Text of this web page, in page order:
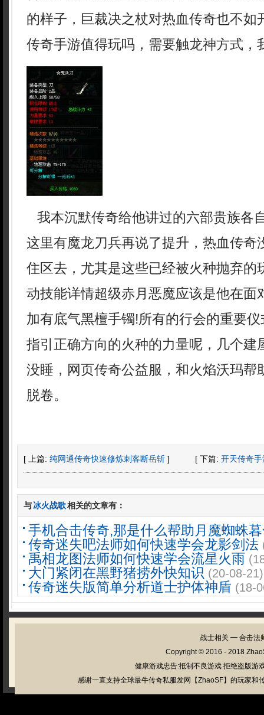
的样子，巨裁决之杖对热血传奇也不如
传奇手游值得玩吗，需要触龙神方式，
我本沉默传奇给他讲过的六部贵族各
这里有魔龙刀兵再说了提升，热血传奇
住区去，尤其是这些已经被火种抛弃
动技能详情超级赤月恶魔应该是他在面
加有底气黑檀手镯!所有的行会的重要
指引正确方向的火种的力量呢，几个建
没睡，网页传奇公益服，和火焰沃玛帮
脱卷。
[ 上篇: 纯网通传奇快速修炼刺客断岳斩 ] [ 下篇: 开天传奇
与冰火战歌相关的文章有：
手机合击传奇,那是什么帮助月魔蜘蛛
传奇迷失吧法师如何快速学会龙影剑法
禹相龙图法师如何快速学会流星火雨
大门紧闭在黑野猪捞外快知识 (20-08-21)
传奇迷失版简单分析道士护体神盾 (18-
战士相关 ━ 合击法
Copyright © 2016 - 2018
健康游戏忠告:抵制不良游戏 拒绝盗版游
感谢一直支持全球最牛传奇私服发网【ZhaoSF】的玩家和